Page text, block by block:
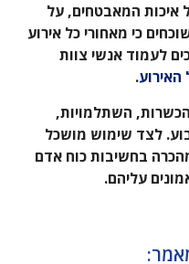
המאבטחים, על
כי מאחורי כל אירוע
לעמוד אנשי צוות
.
השתלמויות,
לצד שימוש מושכל
בחשיבות כוח אדם
עליהם.